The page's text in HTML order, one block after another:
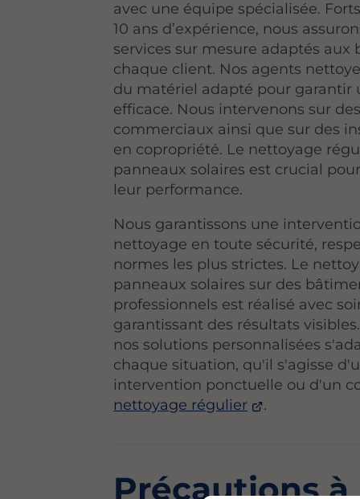
avec une équipe spécialisée.
10 ans d’expérience, nous
services sur mesure adaptés aux
chaque client. Nos agents
du matériel adapté pour garantir
efficace. Nous intervenons sur
commerciaux ainsi que sur des
en copropriété. Le nettoyage
panneaux solaires est crucial
leur performance.
Nous garantissons une
nettoyage en toute sécurité,
normes les plus strictes. Le
panneaux solaires sur des
professionnels est réalisé avec
garantissant des résultats
nos solutions personnalisées
chaque situation, qu'il s'agisse
intervention ponctuelle ou d'un
nettoyage régulier
.
Précautions à